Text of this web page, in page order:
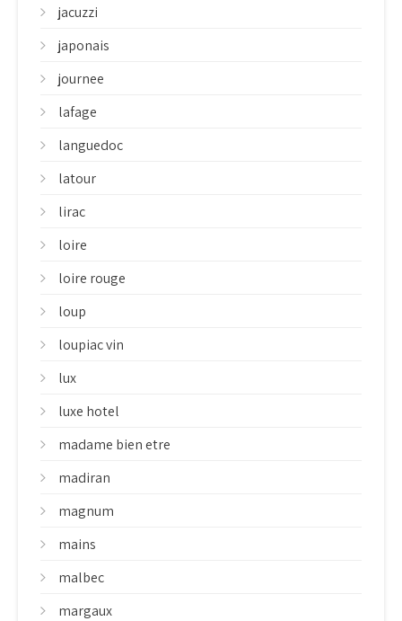
jacuzzi
japonais
journee
lafage
languedoc
latour
lirac
loire
loire rouge
loup
loupiac vin
lux
luxe hotel
madame bien etre
madiran
magnum
mains
malbec
margaux